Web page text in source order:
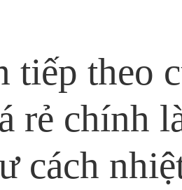
tiếp theo
rẻ chính
cách